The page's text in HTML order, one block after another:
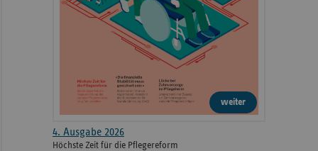
weiter
4. Ausgabe 2026
Höchste Zeit für die Pflegereform